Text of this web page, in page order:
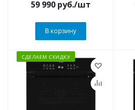
59 990 руб./шт
В корзину
СДЕЛАЕМ СКИДКУ